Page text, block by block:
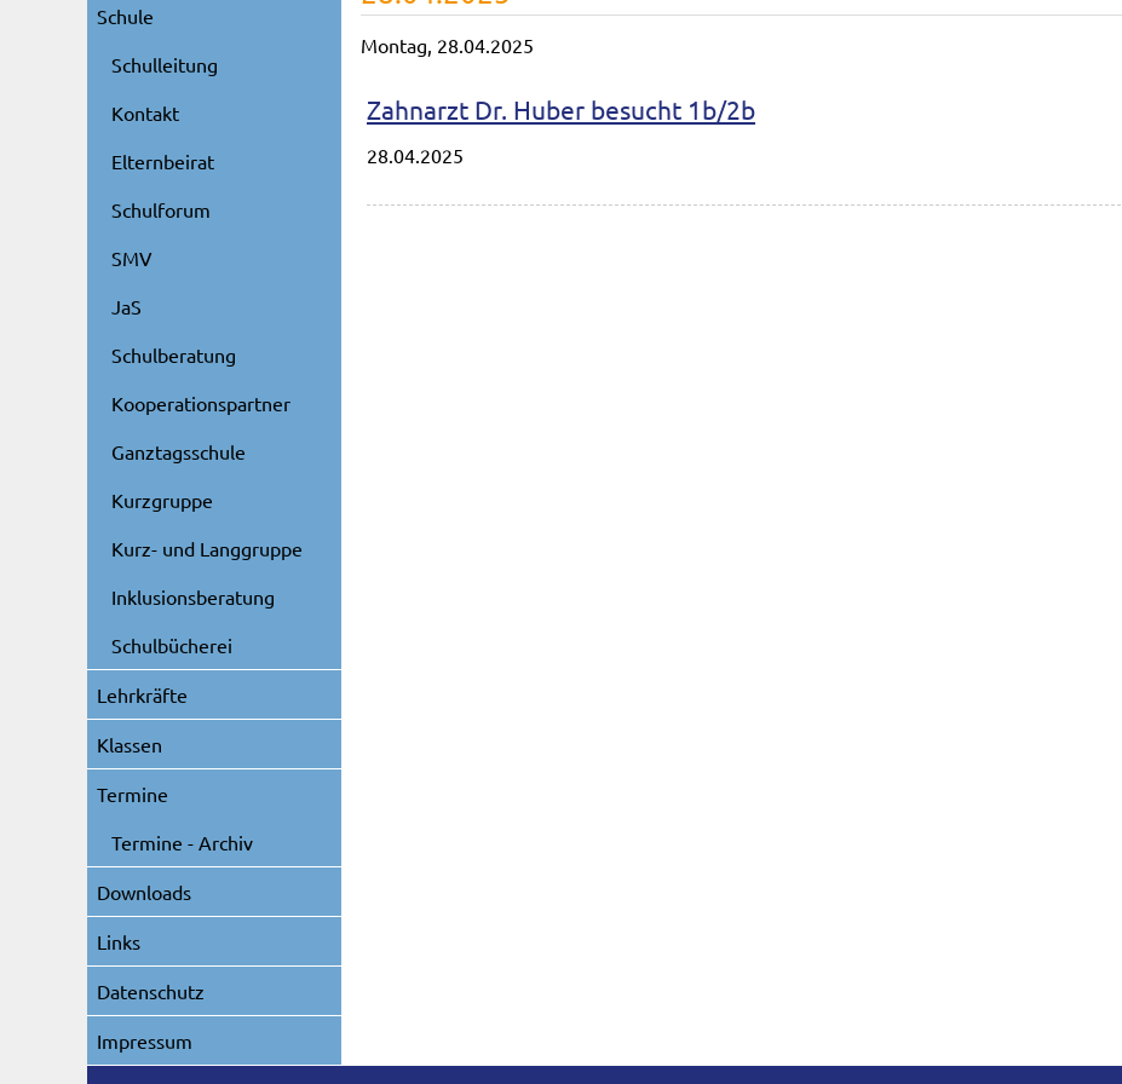
Montag, 28.04.2025
Zahnarzt Dr. Huber besucht 1b/2b
28.04.2025
Schule
Schulleitung
Kontakt
Elternbeirat
Schulforum
SMV
JaS
Schulberatung
Kooperationspartner
Ganztagsschule
Kurzgruppe
Kurz- und Langgruppe
Inklusionsberatung
Schulbücherei
Lehrkräfte
Klassen
Termine
Termine - Archiv
Downloads
Links
Datenschutz
Impressum